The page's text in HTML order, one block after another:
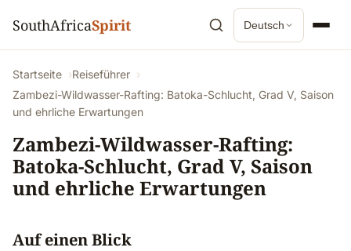
SouthAfricaSpirit Deutsch
Startseite
Reiseführer
Zambezi-Wildwasser-Rafting: Batoka-Schlucht, Grad V, Saison
und ehrliche Erwartungen
Zambezi-Wildwasser-Rafting:
Batoka-Schlucht, Grad V, Saison
und ehrliche Erwartungen
Auf einen Blick